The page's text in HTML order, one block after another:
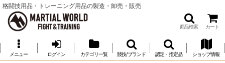
格闘技用品・トレーニング用品の製造・卸売・販売
商品検索 カート
メニュー ログイン カテゴリ一覧 競技/ブランド 認定・指定品 ショップ情報